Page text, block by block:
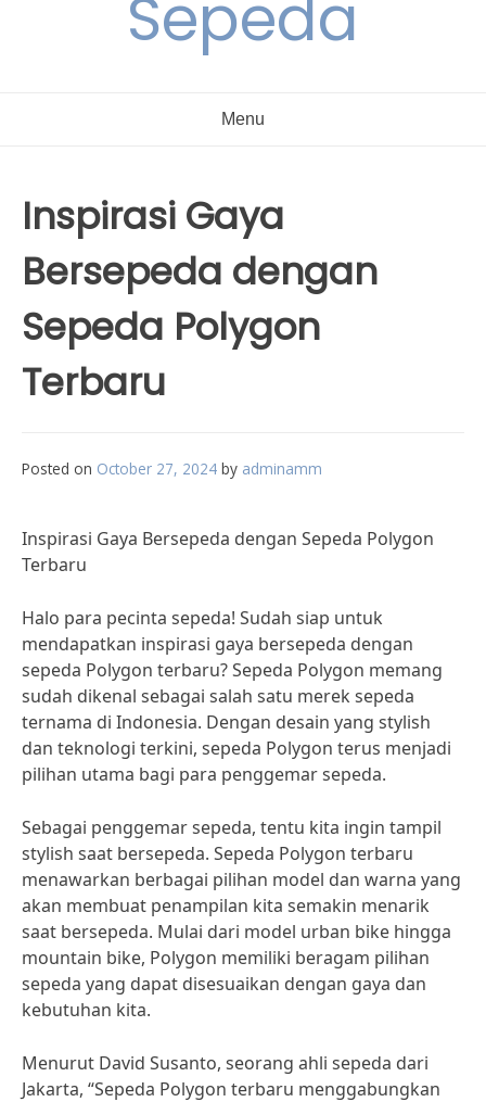
Sepeda
Menu
Inspirasi Gaya
Bersepeda dengan
Sepeda Polygon
Terbaru
Posted on October 27, 2024 by adminamm
Inspirasi Gaya Bersepeda dengan Sepeda Polygon
Terbaru
Halo para pecinta sepeda! Sudah siap untuk
mendapatkan inspirasi gaya bersepeda dengan
sepeda Polygon terbaru? Sepeda Polygon memang
sudah dikenal sebagai salah satu merek sepeda
ternama di Indonesia. Dengan desain yang stylish
dan teknologi terkini, sepeda Polygon terus menjadi
pilihan utama bagi para penggemar sepeda.
Sebagai penggemar sepeda, tentu kita ingin tampil
stylish saat bersepeda. Sepeda Polygon terbaru
menawarkan berbagai pilihan model dan warna yang
akan membuat penampilan kita semakin menarik
saat bersepeda. Mulai dari model urban bike hingga
mountain bike, Polygon memiliki beragam pilihan
sepeda yang dapat disesuaikan dengan gaya dan
kebutuhan kita.
Menurut David Susanto, seorang ahli sepeda dari
Jakarta, “Sepeda Polygon terbaru menggabungkan